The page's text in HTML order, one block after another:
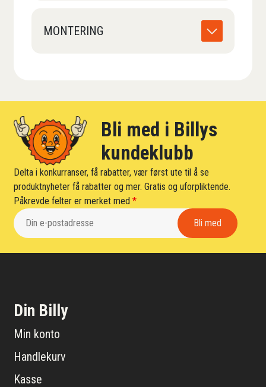
MONTERING
Bli med i Billys
kundeklubb
Delta i konkurranser, få rabatter, vær først ute til å se
produktnyheter få rabatter og mer. Gratis og uforpliktende.
Påkrevde felter er merket med*
Din Billy
Min konto
Handlekurv
Kasse